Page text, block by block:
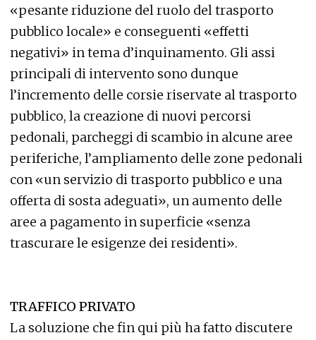
«pesante riduzione del ruolo del trasporto
pubblico locale» e conseguenti «effetti
negativi» in tema d’inquinamento. Gli assi
principali di intervento sono dunque
l’incremento delle corsie riservate al trasporto
pubblico, la creazione di nuovi percorsi
pedonali, parcheggi di scambio in alcune aree
periferiche, l’ampliamento delle zone pedonali
con «un servizio di trasporto pubblico e una
offerta di sosta adeguati», un aumento delle
aree a pagamento in superficie «senza
trascurare le esigenze dei residenti».
TRAFFICO PRIVATO
La soluzione che fin qui più ha fatto discutere